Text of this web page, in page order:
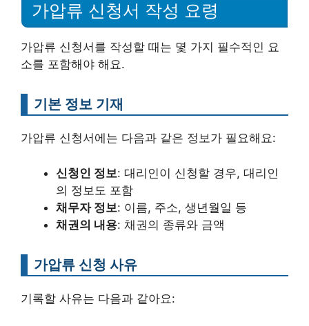
가압류 신청서 작성 요령
가압류 신청서를 작성할 때는 몇 가지 필수적인 요
소를 포함해야 해요.
기본 정보 기재
가압류 신청서에는 다음과 같은 정보가 필요해요:
신청인 정보: 대리인이 신청할 경우, 대리인
의 정보도 포함
채무자 정보: 이름, 주소, 생년월일 등
채권의 내용: 채권의 종류와 금액
가압류 신청 사유
기록할 사유는 다음과 같아요: